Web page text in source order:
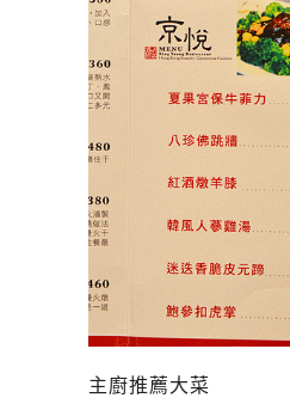
主廚推薦大菜